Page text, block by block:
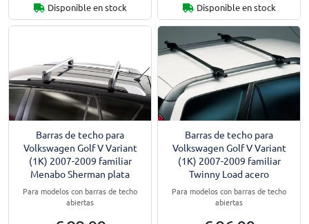
Disponible en stock Disponible en stock
Barras de techo para
Volkswagen Golf V Variant
(1K) 2007-2009 familiar
Menabo Sherman plata
Para modelos con barras de techo
abiertas
Barras de techo para
Volkswagen Golf V Variant
(1K) 2007-2009 familiar
Twinny Load acero
Para modelos con barras de techo
abiertas